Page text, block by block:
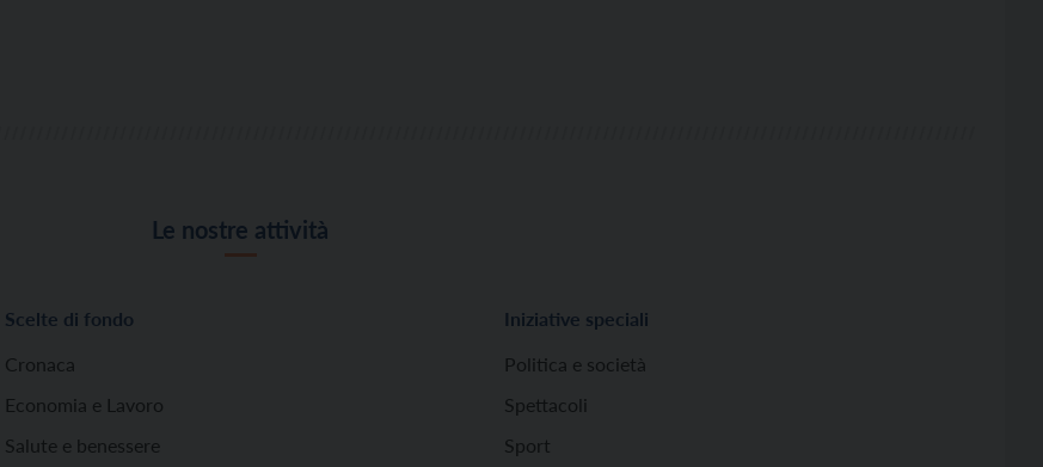
Le nostre attività
Scelte di fondo
Cronaca
Economia e Lavoro
Salute e benessere
Iniziative speciali
Politica e società
Spettacoli
Sport